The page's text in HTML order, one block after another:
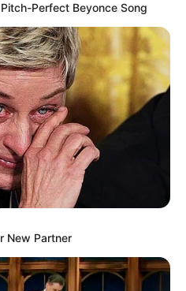
Perfect Beyonce Song
New Partner